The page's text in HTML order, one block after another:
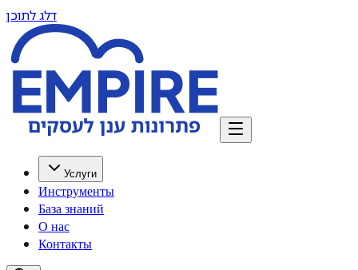
דלג לתוכן
Услуги
Инструменты
База знаний
О нас
Контакты